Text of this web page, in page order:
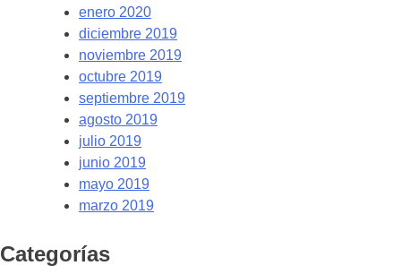
enero 2020
diciembre 2019
noviembre 2019
octubre 2019
septiembre 2019
agosto 2019
julio 2019
junio 2019
mayo 2019
marzo 2019
Categorías